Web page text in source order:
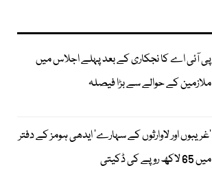
پی آئی اے کا نجکاری کے بعد پہلے اجلاس میں
ملازمین کے حوالے سے بڑا فیصلہ
’غریبوں اور لاوارثوں کے سہارے‘ ایدھی ہومز کے دفتر
میں 65 لاکھ روپے کی ڈکیتی